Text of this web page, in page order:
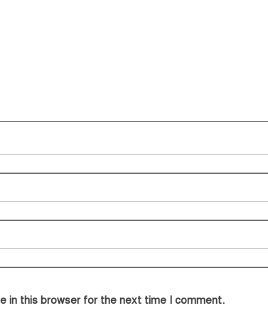
in this browser for the next time I comment.